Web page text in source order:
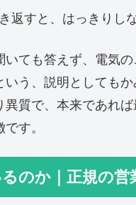
返すと、はっきりし
ても答えず、電気
う、説明としても
質で、本来であれ
す。
のか｜正規の